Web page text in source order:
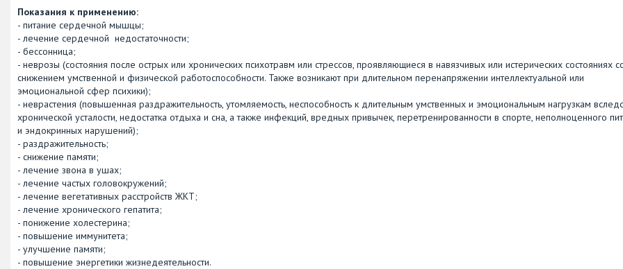
Показания к применению:
- питание сердечной мышцы;
- лечение сердечной недостаточности;
- бессонница;
- неврозы (состояния после острых или хронических психотравм или стрессов, проявляющиеся в навязчивых или истерических состояниях
снижением умственной и физической работоспособности. Также возникают при длительном перенапряжении интеллектуальной или
эмоциональной сфер психики);
- неврастения (повышенная раздражительность, утомляемость, неспособность к длительным умственных и эмоциональным нагрузкам
хронической усталости, недостатка отдыха и сна, а также инфекций, вредных привычек, перетренированности в спорте, неполноценного
и эндокринных нарушений);
- раздражительность;
- снижение памяти;
- лечение звона в ушах;
- лечение частых головокружений;
- лечение вегетативных расстройств ЖКТ;
- лечение хронического гепатита;
- понижение холестерина;
- повышение иммунитета;
- улучшение памяти;
- повышение энергетики жизнедеятельности.